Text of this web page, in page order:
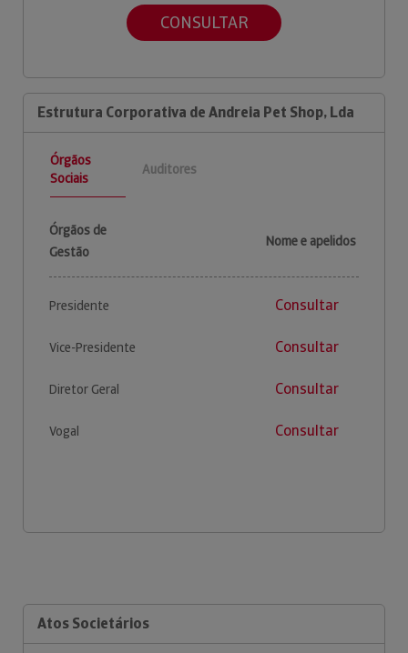
CONSULTAR
Estrutura Corporativa de Andreia Pet Shop, Lda
Órgãos
Sociais
Auditores
Órgãos de
Gestão
Nome e apelidos
Presidente Consultar
Vice-Presidente Consultar
Diretor Geral Consultar
Vogal Consultar
Atos Societários